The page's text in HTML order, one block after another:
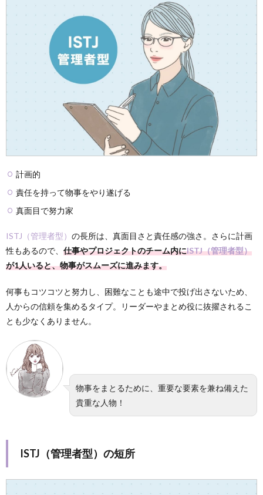
計画的
責任を持って物事をやり遂げる
真面目で努力家
ISTJ（管理者型） の長所は、真面目さと責任感の強さ。さらに計画
性もあるので、 仕事やプロジェクトのチーム内にISTJ（管理者型）
が1人いると、物事がスムーズに進みます。
何事もコツコツと努力し、困難なことも途中で投げ出さないため、
人からの信頼を集めるタイプ。リーダーやまとめ役に抜擢されるこ
とも少なくありません。
物事をまとるために、重要な要素を兼ね備えた
貴重な人物！
ISTJ（管理者型）の短所